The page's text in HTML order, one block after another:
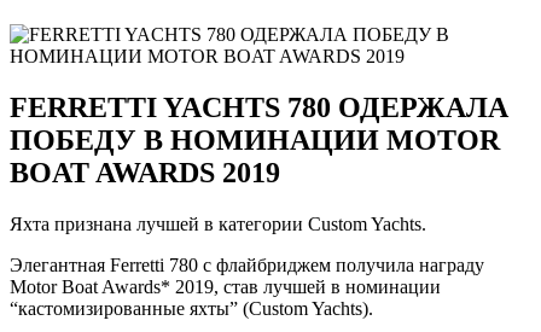
FERRETTI YACHTS 780 ОДЕРЖАЛА
ПОБЕДУ В НОМИНАЦИИ MOTOR
BOAT AWARDS 2019
Яхта признана лучшей в категории Custom Yachts.
Элегантная Ferretti 780 с флайбриджем получила награду
Motor Boat Awards* 2019, став лучшей в номинации
“кастомизированные яхты” (Custom Yachts).